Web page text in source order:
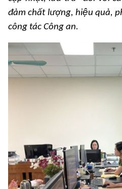
đảm chất lượng, hiệu quả,
công tác Công an.